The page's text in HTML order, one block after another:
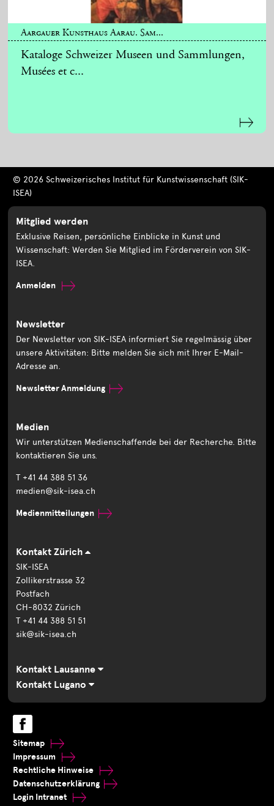
Aargauer Kunsthaus Aarau. Sam...
Kataloge Schweizer Museen und Sammlungen,
Musées et c...
© 2026 Schweizerisches Institut für Kunstwissenschaft (SIK-
ISEA)
Mitglied werden
Exklusive Reisen, persönliche Einblicke in Kunst und
Wissenschaft: Werden Sie Mitglied im Förderverein von SIK-
ISEA.
Anmelden
Newsletter
Der Newsletter von SIK-ISEA informiert Sie regelmässig über
unsere Aktivitäten: Bitte melden Sie sich mit Ihrer E-Mail-
Adresse an.
Newsletter Anmeldung
Medien
Wir unterstützen Medienschaffende bei der Recherche. Bitte
kontaktieren Sie uns.
T +41 44 388 51 36
medien@sik-isea.ch
Medienmitteilungen
Kontakt Zürich
SIK-ISEA
Zollikerstrasse 32
Postfach
CH-8032 Zürich
T +41 44 388 51 51
sik@sik-isea.ch
Kontakt Lausanne
Kontakt Lugano
Sitemap
Impressum
Rechtliche Hinweise
Datenschutzerklärung
Login Intranet